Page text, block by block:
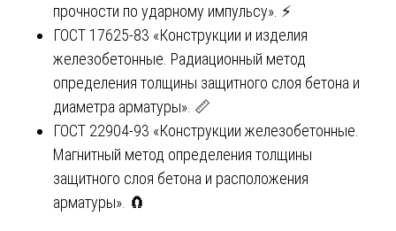
прочности по ударному импульсу». ⚡
ГОСТ 17625-83 «Конструкции и изделия
железобетонные. Радиационный метод
определения толщины защитного слоя бетона и
диаметра арматуры». 📏
ГОСТ 22904-93 «Конструкции железобетонные.
Магнитный метод определения толщины
защитного слоя бетона и расположения
арматуры». 🧲